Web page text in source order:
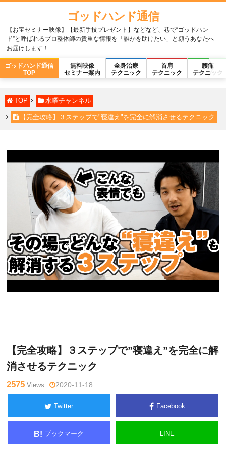
ゴッドハンド通信
【お宝セミナー映像】【最新手技プレゼント】などなど、巷で“ゴッドハン
ド”と呼ばれるプロ整体師の貴重な情報を「誰かを助けたい」と願うあなたへ
お届けします！
ゴッドハンド通信
TOP
無料映像
セミナー案内
全身治療
テクニック
首肩
テクニック
腰痛
テクニック
TOP 水曜チャンネル
【完全攻略】３ステップで"寝違え"を完全に解消させるテクニック
【完全攻略】３ステップで”寝違え”を完全に解
消させるテクニック
2575 Views 2020-11-18
Twitter Facebook
B! ブックマーク LINE